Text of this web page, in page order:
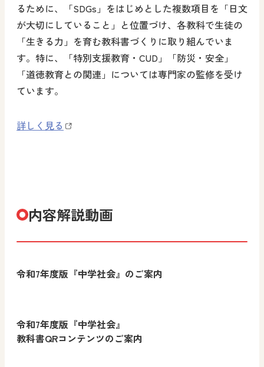
るために、「SDGs」をはじめとした複数項目を「日文
が大切にしていること」と位置づけ、各教科で生徒の
「生きる力」を育む教科書づくりに取り組んでいま
す。特に、「特別支援教育・CUD」「防災・安全」
「道徳教育との関連」については専門家の監修を受け
ています。
詳しく見る
内容解説動画
令和7年度版『中学社会』のご案内
令和7年度版『中学社会』
教科書QRコンテンツのご案内